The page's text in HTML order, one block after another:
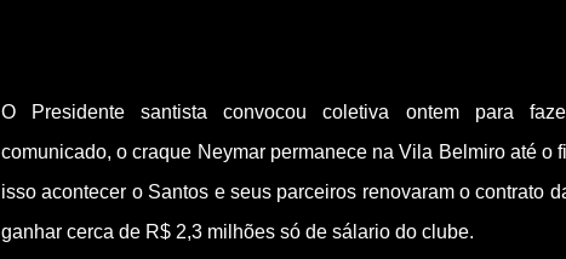
O Presidente santista convocou coletiva ontem para
comunicado, o craque Neymar permanece na Vila Belmiro até o
isso acontecer o Santos e seus parceiros renovaram o contrato
ganhar cerca de R$ 2,3 milhões só de sálario do clube.